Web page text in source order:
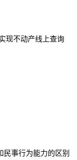
现不动产线上查询
民事行为能力的区别